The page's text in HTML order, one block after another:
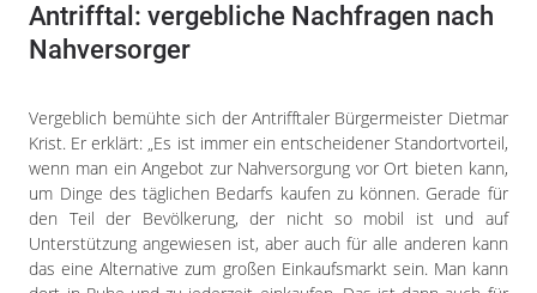
Antrifftal: vergebliche Nachfragen nach
Nahversorger
Vergeblich bemühte sich der Antrifftaler Bürgermeister Dietmar
Krist. Er erklärt: „Es ist immer ein entscheidener Standortvorteil,
wenn man ein Angebot zur Nahversorgung vor Ort bieten kann,
um Dinge des täglichen Bedarfs kaufen zu können. Gerade für
den Teil der Bevölkerung, der nicht so mobil ist und auf
Unterstützung angewiesen ist, aber auch für alle anderen kann
das eine Alternative zum großen Einkaufsmarkt sein. Man kann